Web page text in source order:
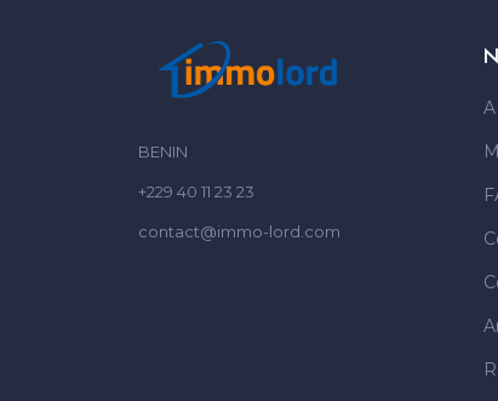
BENIN
+229 40 11 23 23
contact@immo-lord.com